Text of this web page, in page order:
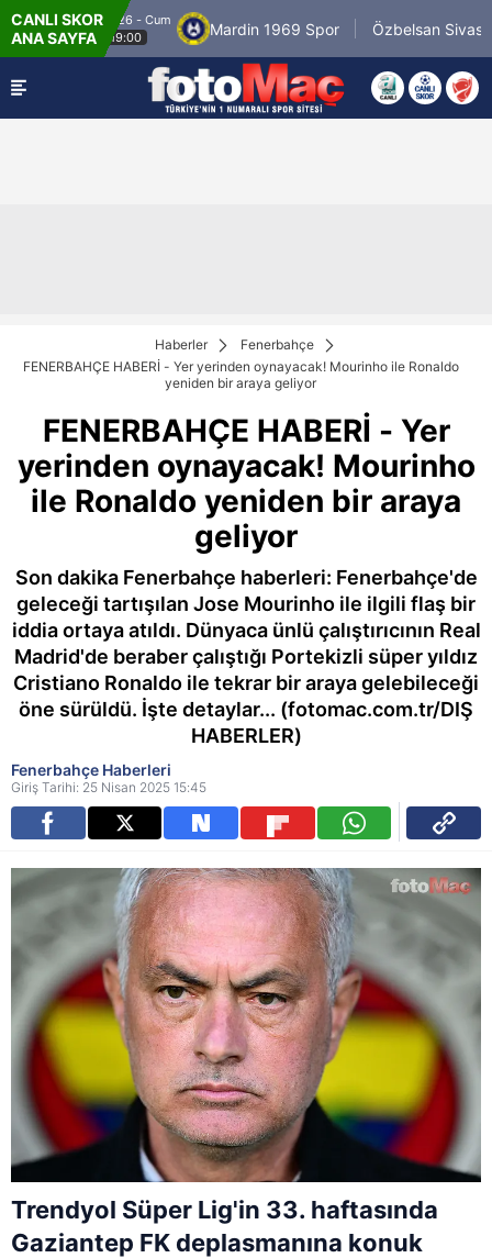
CANLI SKOR
ANA SAYFA
- Cum
19:00
Mardin 1969 Spor Özbelsan Sivasspor
Haberler
Fenerbahçe
FENERBAHÇE HABERİ - Yer yerinden oynayacak! Mourinho ile Ronaldo
yeniden bir araya geliyor
FENERBAHÇE HABERİ - Yer
yerinden oynayacak! Mourinho
ile Ronaldo yeniden bir araya
geliyor
Son dakika Fenerbahçe haberleri: Fenerbahçe'de
geleceği tartışılan Jose Mourinho ile ilgili flaş bir
iddia ortaya atıldı. Dünyaca ünlü çalıştırıcının Real
Madrid'de beraber çalıştığı Portekizli süper yıldız
Cristiano Ronaldo ile tekrar bir araya gelebileceği
öne sürüldü. İşte detaylar... (fotomac.com.tr/DIŞ
HABERLER)
Fenerbahçe Haberleri
Giriş Tarihi: 25 Nisan 2025 15:45
Trendyol Süper Lig'in 33. haftasında
Gaziantep FK deplasmanına konuk